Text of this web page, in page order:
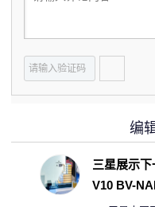
编
三星展示
V10 BV-